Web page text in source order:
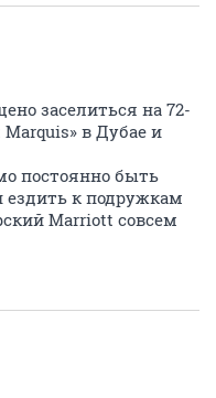
заселиться на 72-
в Дубае и
постоянно быть
к подружкам
Marriott совсем